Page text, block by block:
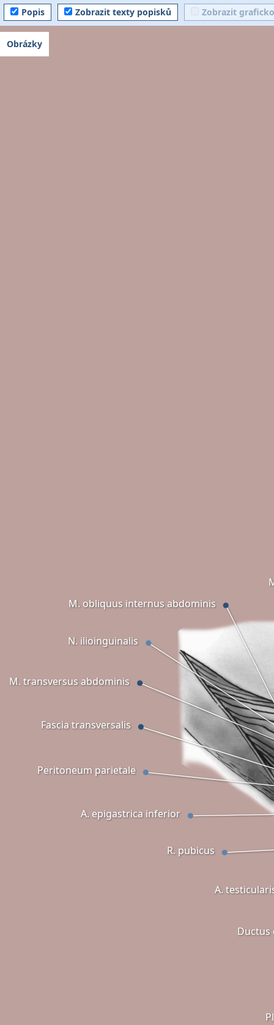
Popis Zobrazit texty popisků Zobrazit
Peritoneum parietale
Fascia transversalis
R. pubicus
N. ilioinguinalis
Ductus
A.
A. epigastrica inferior
M. transversus abdominis
M. obliquus internus abdominis
Obrázky